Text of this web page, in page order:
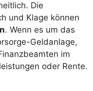
Die
und Klage können
. Wenn es um das
Geldanlage,
im
oder Rente.